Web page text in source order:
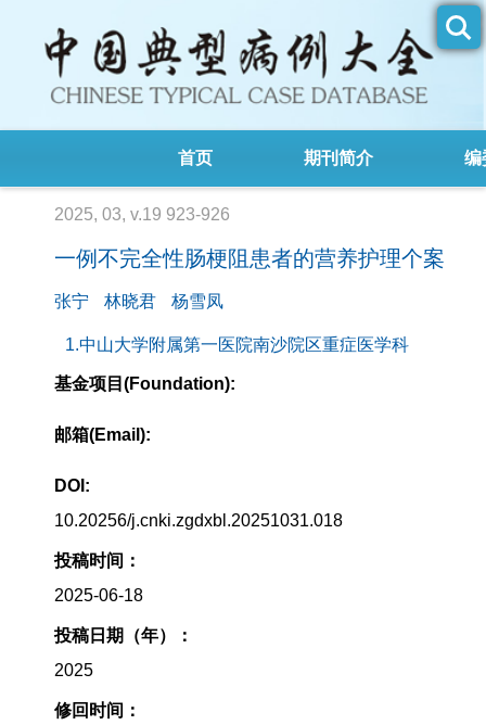
首页 期刊简介 编
2025, 03, v.19 923-926
一例不完全性肠梗阻患者的营养护理个案
张宁 林晓君 杨雪凤
1.中山大学附属第一医院南沙院区重症医学科
基金项目(Foundation):
邮箱(Email):
DOI:
10.20256/j.cnki.zgdxbl.20251031.018
投稿时间：
2025-06-18
投稿日期（年）：
2025
修回时间：